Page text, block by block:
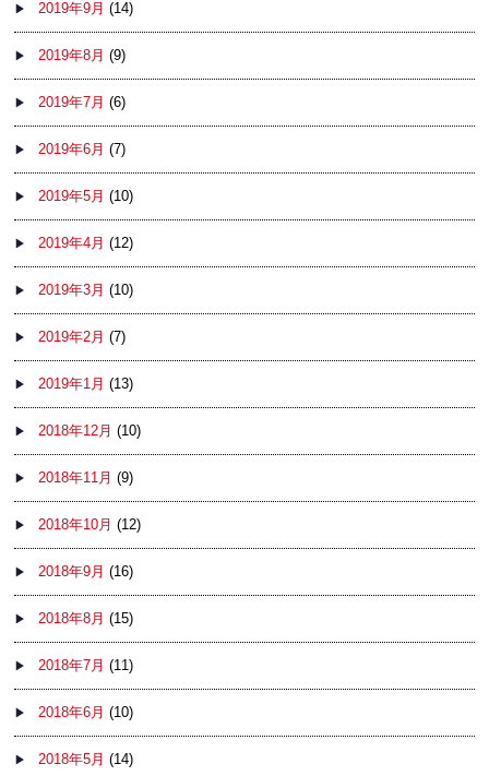
2019年9月 (14)
2019年8月 (9)
2019年7月 (6)
2019年6月 (7)
2019年5月 (10)
2019年4月 (12)
2019年3月 (10)
2019年2月 (7)
2019年1月 (13)
2018年12月 (10)
2018年11月 (9)
2018年10月 (12)
2018年9月 (16)
2018年8月 (15)
2018年7月 (11)
2018年6月 (10)
2018年5月 (14)